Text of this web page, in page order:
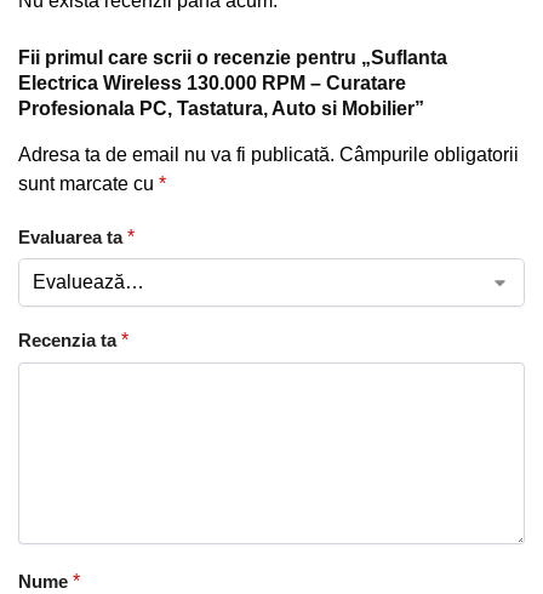
Fii primul care scrii o recenzie pentru „Suflanta
Electrica Wireless 130.000 RPM – Curatare
Profesionala PC, Tastatura, Auto si Mobilier”
Adresa ta de email nu va fi publicată. Câmpurile obligatorii
sunt marcate cu *
Evaluarea ta*
Recenzia ta*
Nume *